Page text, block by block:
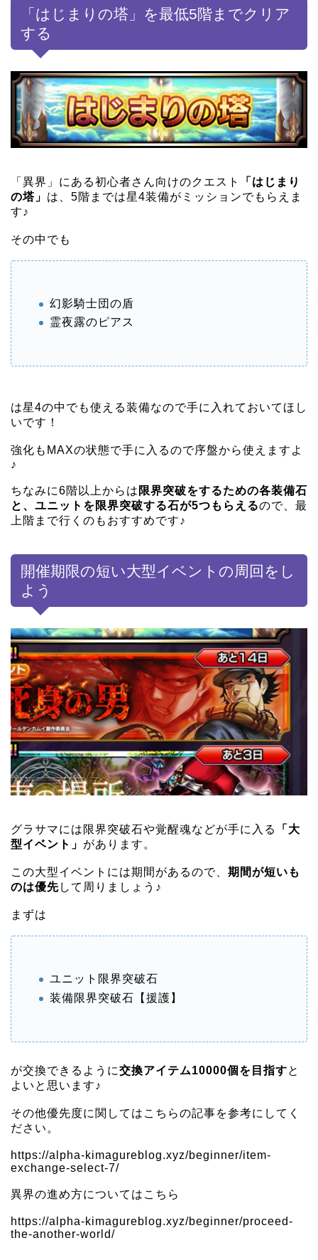
「はじまりの塔」を最低5階までクリア
する
「異界」にある初心者さん向けのクエスト
「はじまり
の塔」 は、5階までは星4装備がミッションでもらえま
す♪
その中でも
幻影騎士団の盾
霊夜露のピアス
は星4の中でも使える装備なので手に入れておいてほし
いです！
強化もMAXの状態で手に入るので序盤から使えますよ
♪
ちなみに6階以上からは 限界突破をするための各装備石
と、ユニットを限界突破する石が5つもらえるので、最
上階まで行くのもおすすめです♪
開催期限の短い大型イベントの周回をし
よう
グラサマには限界突破石や覚醒魂などが手に入る
「大
型イベント」 があります。
この大型イベントには期間があるので、 期間が短いも
のは優先して周りましょう♪
まずは
ユニット限界突破石
装備限界突破石【援護】
が交換できるように交換アイテム10000個を目指すと
よいと思います♪
その他優先度に関してはこちらの記事を参考にしてく
ださい。
https://alpha-kimagureblog.xyz/beginner/item-
exchange-select-7/
異界の進め方についてはこちら
https://alpha-kimagureblog.xyz/beginner/proceed-
the-another-world/